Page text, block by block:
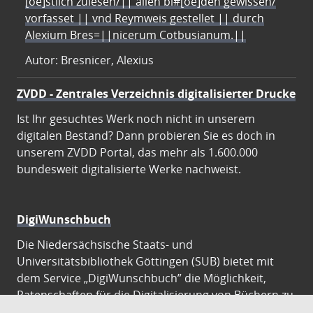
vorfasset || vnd Reymweis gestellet || durch
Alexium Bres=||nicerum Cotbusianum.||
Autor: Bresnicer, Alexius
ZVDD - Zentrales Verzeichnis digitalisierter Drucke
Ist Ihr gesuchtes Werk noch nicht in unserem
digitalen Bestand? Dann probieren Sie es doch in
unserem ZVDD Portal, das mehr als 1.600.000
bundesweit digitalisierte Werke nachweist.
DigiWunschbuch
Die Niedersächsische Staats- und
Universitätsbibliothek Göttingen (SUB) bietet mit
dem Service „DigiWunschbuch” die Möglichkeit,
Patenschaften für die Digitalisierung von Büchern zu